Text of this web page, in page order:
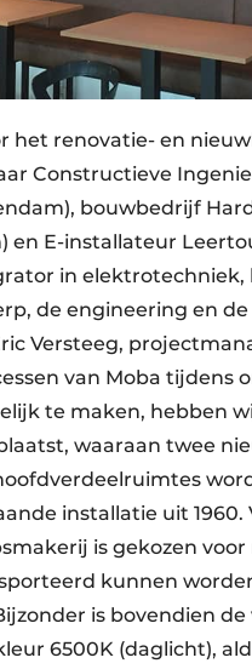
het renovatie- en
Constructieve
bouwbedrijf
E-installateur
in elektrotechniek,
de engineering en
Versteeg,
van Moba tijdens
te maken, hebben
waaraan twee
installatie uit
is gekozen
kunnen
is bovendien
6500K (daglicht),